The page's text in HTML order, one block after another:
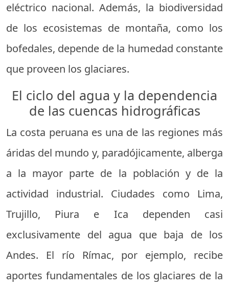
eléctrico nacional. Además, la biodiversidad
de los ecosistemas de montaña, como los
bofedales, depende de la humedad constante
que proveen los glaciares.
El ciclo del agua y la dependencia
de las cuencas hidrográficas
La costa peruana es una de las regiones más
áridas del mundo y, paradójicamente, alberga
a la mayor parte de la población y de la
actividad industrial. Ciudades como Lima,
Trujillo, Piura e Ica dependen casi
exclusivamente del agua que baja de los
Andes. El río Rímac, por ejemplo, recibe
aportes fundamentales de los glaciares de la